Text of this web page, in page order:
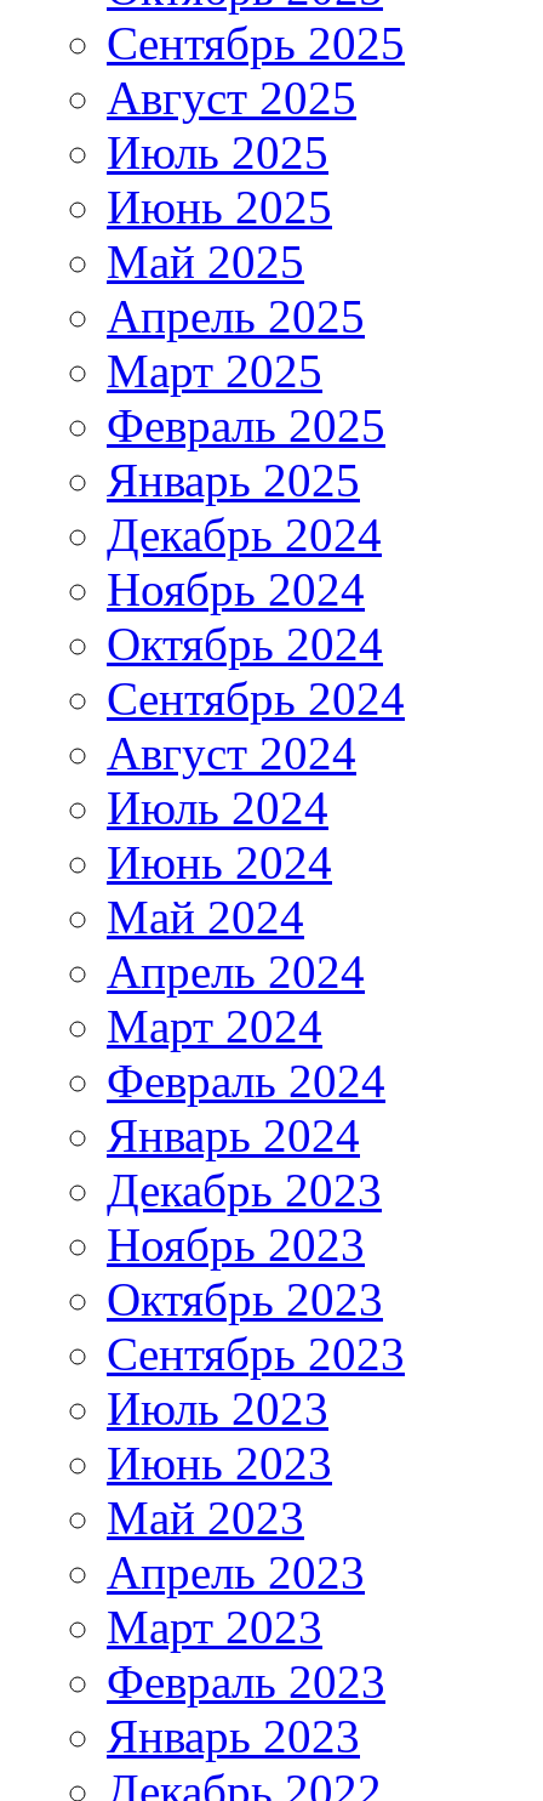
Сентябрь 2025
Август 2025
Июль 2025
Июнь 2025
Май 2025
Апрель 2025
Март 2025
Февраль 2025
Январь 2025
Декабрь 2024
Ноябрь 2024
Октябрь 2024
Сентябрь 2024
Август 2024
Июль 2024
Июнь 2024
Май 2024
Апрель 2024
Март 2024
Февраль 2024
Январь 2024
Декабрь 2023
Ноябрь 2023
Октябрь 2023
Сентябрь 2023
Июль 2023
Июнь 2023
Май 2023
Апрель 2023
Март 2023
Февраль 2023
Январь 2023